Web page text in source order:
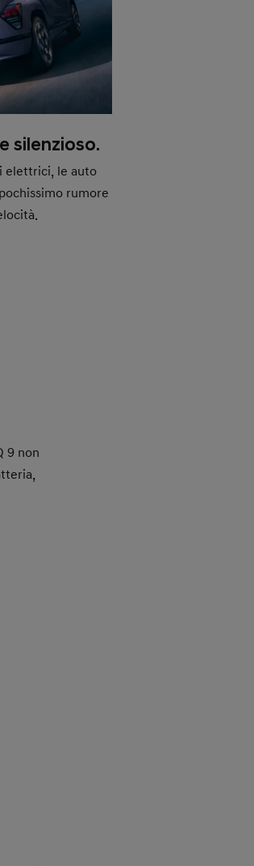
silenzioso.
elettrici, le auto
rumore
9 non